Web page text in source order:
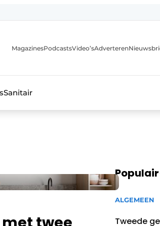
en badkamerbranche
MagazinesPodcastsVideo’sAdverteren
Sanitair
Populair
ALGEMEEN
Tweede